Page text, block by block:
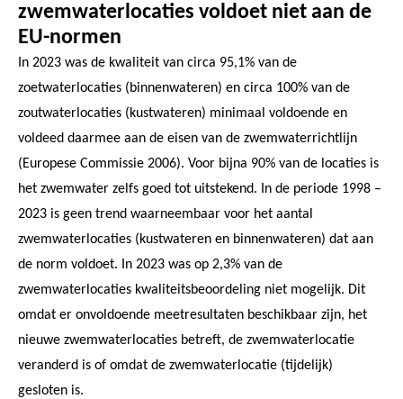
zwemwaterlocaties voldoet niet aan de
EU-normen
In 2023 was de kwaliteit van circa 95,1% van de
zoetwaterlocaties (binnenwateren) en circa 100% van de
zoutwaterlocaties (kustwateren) minimaal voldoende en
voldeed daarmee aan de eisen van de zwemwaterrichtlijn
(Europese Commissie 2006). Voor bijna 90% van de locaties is
het zwemwater zelfs goed tot uitstekend. In de periode 1998 –
2023 is geen trend waarneembaar voor het aantal
zwemwaterlocaties (kustwateren en binnenwateren) dat aan
de norm voldoet. In 2023 was op 2,3% van de
zwemwaterlocaties kwaliteitsbeoordeling niet mogelijk. Dit
omdat er onvoldoende meetresultaten beschikbaar zijn, het
nieuwe zwemwaterlocaties betreft, de zwemwaterlocatie
veranderd is of omdat de zwemwaterlocatie (tijdelijk)
gesloten is.